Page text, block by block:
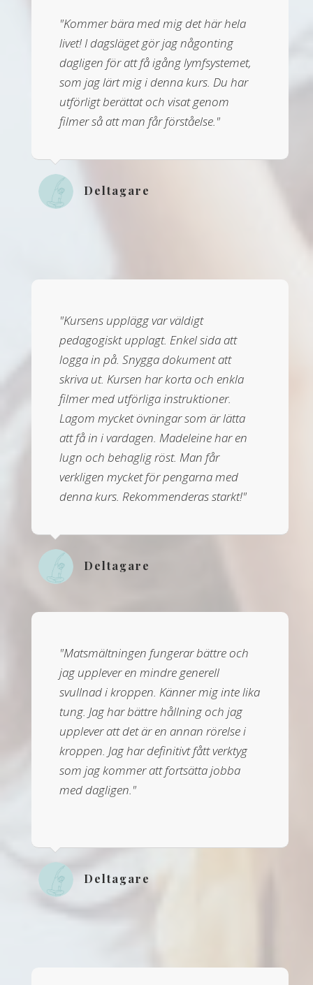
"Kommer bära med mig det här hela
livet! I dagsläget gör jag någonting
dagligen för att få igång lymfsystemet,
som jag lärt mig i denna kurs. Du har
utförligt berättat och visat genom
filmer så att man får förståelse."
Deltagare
"Kursens upplägg var väldigt
pedagogiskt upplagt. Enkel sida att
logga in på. Snygga dokument att
skriva ut. Kursen har korta och enkla
filmer med utförliga instruktioner.
Lagom mycket övningar som är lätta
att få in i vardagen. Madeleine har en
lugn och behaglig röst. Man får
verkligen mycket för pengarna med
denna kurs. Rekommenderas starkt!"
Deltagare
"Matsmältningen fungerar bättre och
jag upplever en mindre generell
svullnad i kroppen. Känner mig inte lika
tung. Jag har bättre hållning och jag
upplever att det är en annan rörelse i
kroppen. Jag har definitivt fått verktyg
som jag kommer att fortsätta jobba
med dagligen."
Deltagare